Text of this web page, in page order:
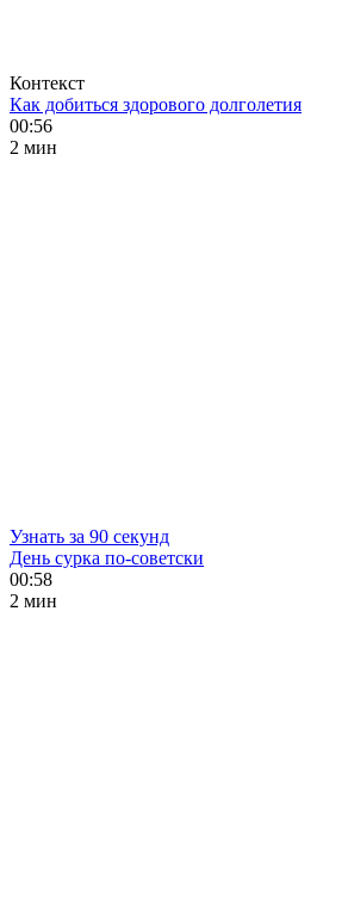
Контекст
Как добиться здорового долголетия
00:56
2 мин
Узнать за 90 секунд
День сурка по-советски
00:58
2 мин